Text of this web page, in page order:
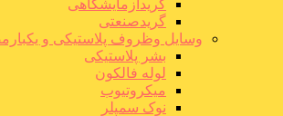
گریدآزمایشگاهی
گریدصنعتی
وسایل وظروف پلاستیکی و
بشر پلاستیکی
لوله فالکون
میکروتیوب
نوک سمپلر